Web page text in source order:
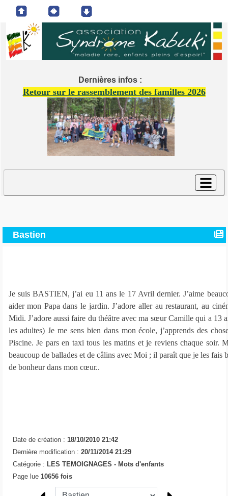
Dernières infos :
Retour sur le rassemblement des familles 2026
Bastien
Je suis BASTIEN, j’ai eu 11 ans le 17 Avril dernier. J’aime
aider mon Papa dans le jardin. J’adore aller au restaurant, au
Midi. J’adore aussi faire du théâtre avec ma sœur Camille qui a 13
les adultes) Je me sens bien dans mon école, j’apprends des
Piscine. Je pars en taxi tous les matins et je reviens chaque soir.
beaucoup de ballades et de câlins avec Moi ; il paraît que je les fais
de bonheur dans mon cœur..
Date de création : 18/10/2010 21:42
Dernière modification : 20/11/2014 21:29
Catégorie : LES TEMOIGNAGES - Mots d'enfants
Page lue 10656 fois